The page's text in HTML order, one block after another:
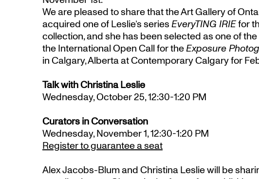
We are pleased to share that the Art Gallery of
acquired one of Leslie’s seriesEveryTING IRIEfor
collection, and she has been selected as one of
the International Open Call for theExposure
in Calgary, Alberta at Contemporary Calgary for
Talk with Christina Leslie
Wednesday, October 25, 12:30-1:20 PM
Curators in Conversation
Wednesday, November 1, 12:30-1:20 PM
Register to guarantee a seat
Alex Jacobs-Blum and Christina Leslie will be